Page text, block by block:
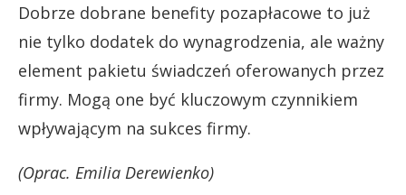
Dobrze dobrane benefity pozapłacowe to już
nie tylko dodatek do wynagrodzenia, ale ważny
element pakietu świadczeń oferowanych przez
firmy. Mogą one być kluczowym czynnikiem
wpływającym na sukces firmy.
(Oprac. Emilia Derewienko)